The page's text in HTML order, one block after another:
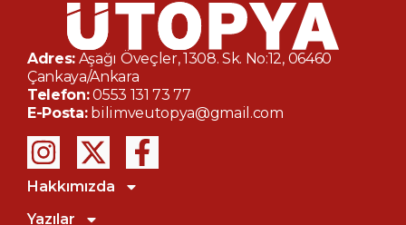
Adres: Aşağı Öveçler, 1308. Sk. No:12, 06460
Çankaya/Ankara
Telefon:0553 131 73 77
E-Posta: bilimveutopya@gmail.com
Hakkımızda
Yazılar